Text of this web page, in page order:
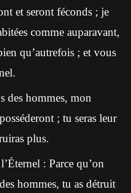
et seront féconds ; je
comme auparavant,
qu’autrefois ; et vous
des hommes, mon
; tu seras leur
plus.
: Parce qu’on
hommes, tu as détruit